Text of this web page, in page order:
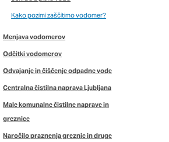
Kako pozimi zaščitimo vodomer?
Menjava vodomerov
Odčitki vodomerov
Odvajanje in čiščenje odpadne vode
Centralna čistilna naprava Ljubljana
Male komunalne čistilne naprave in
greznice
Naročilo praznenja greznic in druge